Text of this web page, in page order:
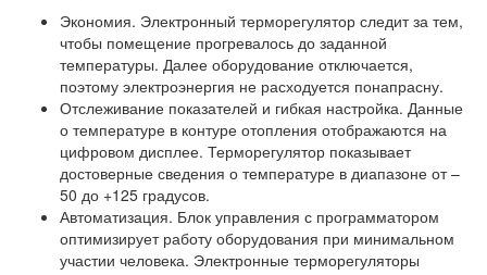
Экономия. Электронный терморегулятор следит за тем,
чтобы помещение прогревалось до заданной
температуры. Далее оборудование отключается,
поэтому электроэнергия не расходуется понапрасну.
Отслеживание показателей и гибкая настройка. Данные
о температуре в контуре отопления отображаются на
цифровом дисплее. Терморегулятор показывает
достоверные сведения о температуре в диапазоне от –
50 до +125 градусов.
Автоматизация. Блок управления с программатором
оптимизирует работу оборудования при минимальном
участии человека. Электронные терморегуляторы